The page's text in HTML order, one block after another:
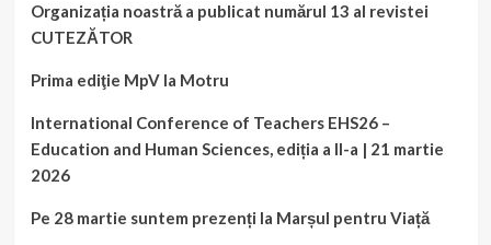
Organizația noastră a publicat numărul 13 al revistei
CUTEZĂTOR
Prima ediţie MpV la Motru
International Conference of Teachers EHS26 –
Education and Human Sciences, ediția a II-a | 21 martie
2026
Pe 28 martie suntem prezenți la Marșul pentru Viață